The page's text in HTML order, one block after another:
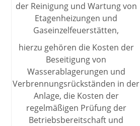
der Reinigung und Wartung von
Etagenheizungen und
Gaseinzelfeuerstätten,
hierzu gehören die Kosten der
Beseitigung von
Wasserablagerungen und
Verbrennungsrückständen in der
Anlage, die Kosten der
regelmäßigen Prüfung der
Betriebsbereitschaft und